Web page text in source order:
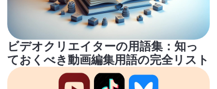
ビデオクリエイターの用語集：知っ
ておくべき動画編集用語の完全リスト